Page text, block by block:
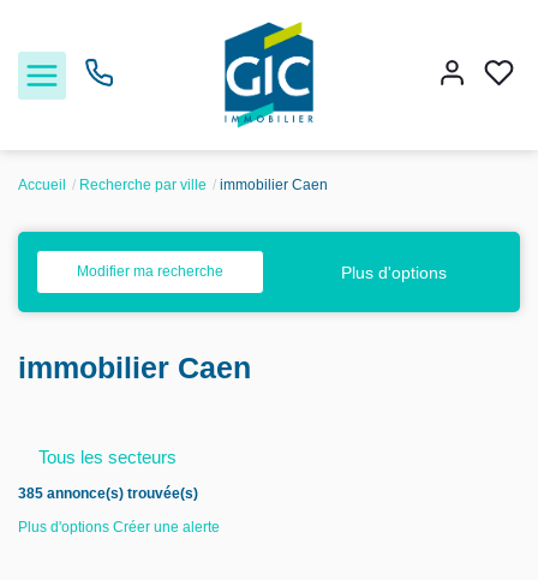
Acheter
Louer
Estimer
Nos services
Nos agences
Accueil Recherche par ville immobilier Caen
Modifier ma recherche Plus d'options
immobilier Caen
Tous les secteurs
385 annonce(s) trouvée(s)
Plus d'options Créer une alerte